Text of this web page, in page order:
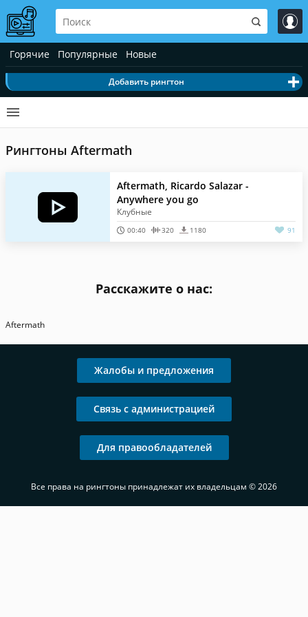
Горячие Популярные Новые
Добавить рингтон
Рингтоны Aftermath
Aftermath, Ricardo Salazar -
Anywhere you go
Клубные
00:40 320 1180 91
Расскажите о нас:
Aftermath
Жалобы и предложения
Связь с администрацией
Для правообладателей
Все права на рингтоны принадлежат их владельцам © 2026